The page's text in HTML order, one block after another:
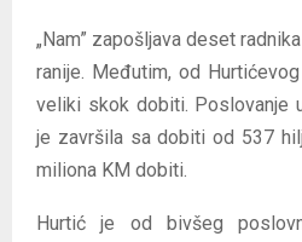
„Nam” zapošljava deset
ranije. Međutim, od
veliki skok dobiti. Poslovanje
je završila sa dobiti od 537
miliona KM dobiti.
Hurtić je od bivšeg